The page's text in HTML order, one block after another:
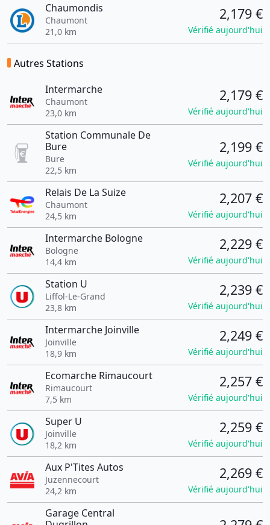
Chaumondis
Chaumont
21,0 km
2,179 €
Vérifié aujourd'hui
Autres Stations
Intermarche
Chaumont
23,0 km
2,179 €
Vérifié aujourd'hui
Station Communale De
Bure
Bure
22,5 km
2,199 €
Vérifié aujourd'hui
Relais De La Suize
Chaumont
24,5 km
2,207 €
Vérifié aujourd'hui
Intermarche Bologne
Bologne
14,4 km
2,229 €
Vérifié aujourd'hui
Station U
Liffol-Le-Grand
23,8 km
2,239 €
Vérifié aujourd'hui
Intermarche Joinville
Joinville
18,9 km
2,249 €
Vérifié aujourd'hui
Ecomarche Rimaucourt
Rimaucourt
7,5 km
2,257 €
Vérifié aujourd'hui
Super U
Joinville
18,2 km
2,259 €
Vérifié aujourd'hui
Aux P'Tites Autos
Juzennecourt
24,2 km
2,269 €
Vérifié aujourd'hui
Garage Central